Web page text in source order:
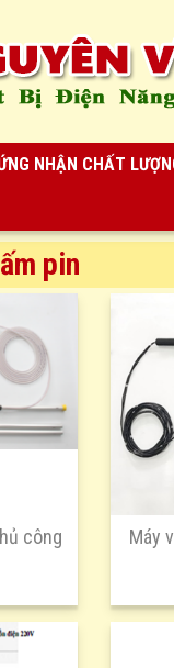
NHẬN CHẤT
pin
công Máy